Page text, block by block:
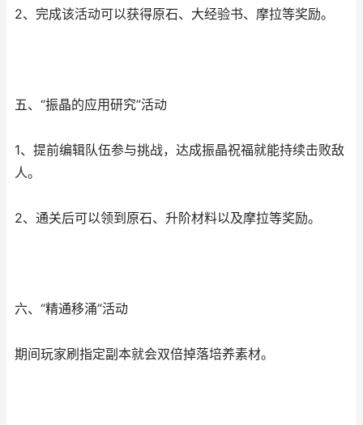
2、完成该活动可以获得原石、大经验书、摩拉等奖励。
五、“振晶的应用研究”活动
1、提前编辑队伍参与挑战，达成振晶祝福就能持续击败敌
人。
2、通关后可以领到原石、升阶材料以及摩拉等奖励。
六、“精通移涌”活动
期间玩家刷指定副本就会双倍掉落培养素材。